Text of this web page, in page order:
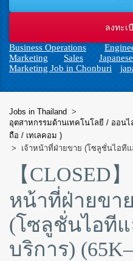
Business Operations
Marketing
Sales Japanese
Marketing Job in Chonburi
Jobs in Thailand >
อุตสาหกรรมด้านเทคโนโลยี / ออน
ถือ / เทเลคอม )
> เจ้าหน้าที่ฝ่ายขาย (โซลูชั่นไอทีแ
【CLOSED】
หน้าที่ฝ่ายขาย
(โซลูชั่นไอทีแ
บริการ)